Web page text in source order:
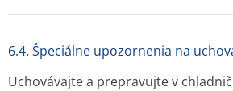
6.4. Špeciálne upozornenia na
Uchovávajte a prepravujte v